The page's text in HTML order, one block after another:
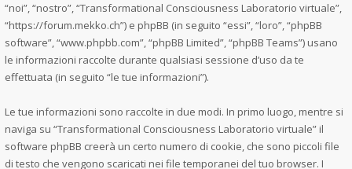
“noi”, “nostro”, “Transformational Consciousness Laboratorio virtuale”,
“https://forum.mekko.ch”) e phpBB (in seguito “essi”, “loro”, “phpBB
software”, “www.phpbb.com”, “phpBB Limited”, “phpBB Teams”) usano
le informazioni raccolte durante qualsiasi sessione d’uso da te
effettuata (in seguito “le tue informazioni”).
Le tue informazioni sono raccolte in due modi. In primo luogo, mentre si
naviga su “Transformational Consciousness Laboratorio virtuale” il
software phpBB creerà un certo numero di cookie, che sono piccoli file
di testo che vengono scaricati nei file temporanei del tuo browser. I